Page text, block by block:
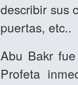
describir sus
puertas, etc..
Abu Bakr
Profeta